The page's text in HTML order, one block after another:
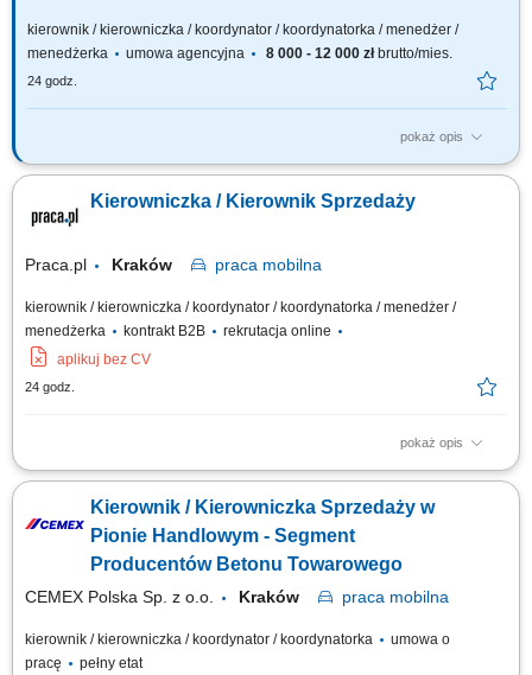
kierownik / kierowniczka / koordynator / koordynatorka / menedżer /
menedżerka
umowa agencyjna 8 000 - 12 000 złbrutto/mies.
24 godz.
pokaż opis
Twoja rola: budujesz i rozwijasz zespół sprzedażowy – rekrutujesz,
jego potencjałem, odpowiadasz za wyniki i sposób ich osiągania,
rozwijasz zespół w oparciu o wzajemne zaufanie i partnerską
Kierowniczka / Kierownik Sprzedaży
Praca.pl Kraków praca mobilna
kierownik / kierowniczka / koordynator / koordynatorka / menedżer /
menedżerka
kontrakt B2B
rekrutacja online
aplikuj bez CV
24 godz.
pokaż opis
Zadania: Budowanie i rozwój zespołu sprzedażowego: rekrutacja,
sprzedażowych; Inspirowanie zespołu poprzez kreowanie relacji opartych
na wspólnych wartościach;
Kierownik / Kierowniczka Sprzedaży w
Pionie Handlowym - Segment
Producentów Betonu Towarowego
CEMEX Polska Sp. z o.o. Kraków praca mobilna
kierownik / kierowniczka / koordynator / koordynatorka
umowa o
pracę
pełny etat